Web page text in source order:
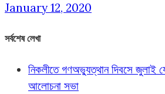
January 12, 2020
সর্বশেষ লেখা
নিকলীতে গণঅভ্যুত্থান দিবসে জুলাই
আলোচনা সভা